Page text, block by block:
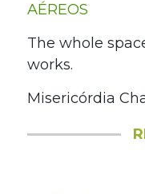
AÉREOS
The whole
works.
Misericórdia